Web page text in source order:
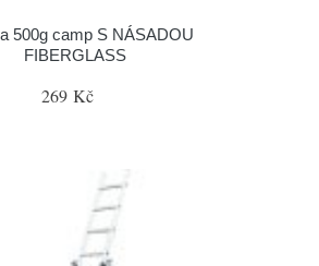
500g camp S NÁSADOU
FIBERGLASS
269 Kč